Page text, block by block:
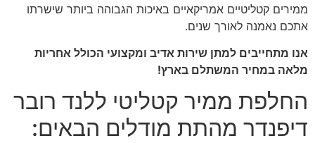
ממירים קטליטיים אמריקאיים באיכות הגבוהה ביותר שישרתו
אתכם נאמנה לאורך שנים.
אנו מתחייבים למתן שירות אדיב ומקצועי הכולל אחריות
מלאה במחיר המשתלם בארץ!
החלפת ממיר קטליטי ללנד רובר
דיפנדר מהתת מודלים הבאים: